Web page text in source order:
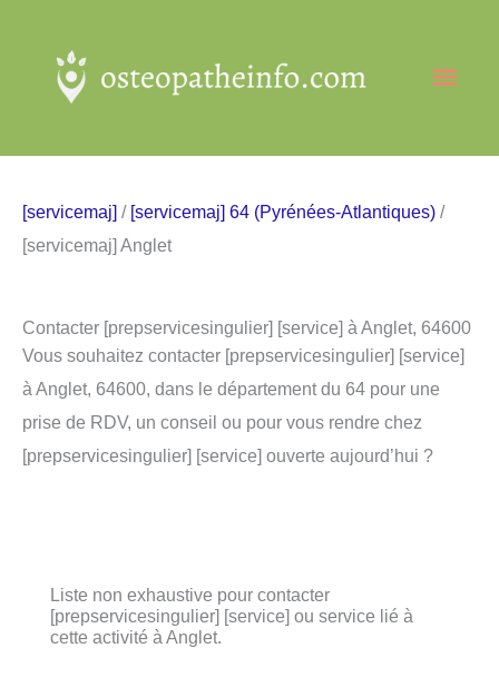
contenu
[servicemaj] / [servicemaj] 64 (Pyrénées-Atlantiques) /
[servicemaj] Anglet
Contacter [prepservicesingulier] [service] à Anglet, 64600
Vous souhaitez contacter [prepservicesingulier] [service]
à Anglet, 64600, dans le département du 64 pour une
prise de RDV, un conseil ou pour vous rendre chez
[prepservicesingulier] [service] ouverte aujourd’hui ?
Liste non exhaustive pour contacter
[prepservicesingulier] [service] ou service lié à
cette activité à Anglet.